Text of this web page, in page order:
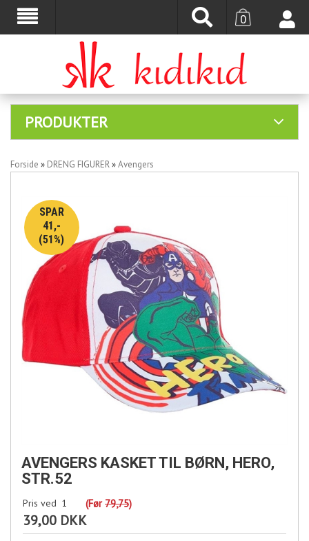
0
PRODUKTER
Forside » DRENG FIGURER»Avengers
SPAR
41,-
(51%)
AVENGERS KASKET TIL BØRN, HERO,
STR.52
Pris ved 1 (Før79,75)
39,00 DKK